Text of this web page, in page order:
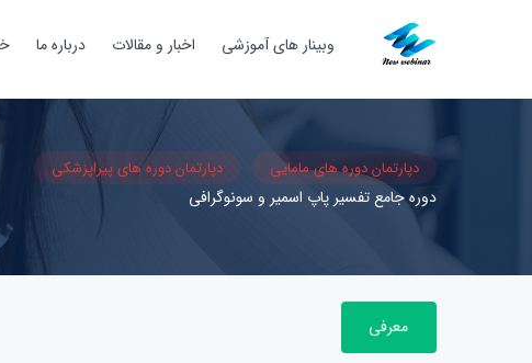
وبینار های آموزشی اخبار و مقالات درباره ما
دپارتمان دوره های مامایی دپارتمان دوره های پیراپزشکی
دوره جامع تفسیر پاپ اسمیر و سونوگرافی
معرفی